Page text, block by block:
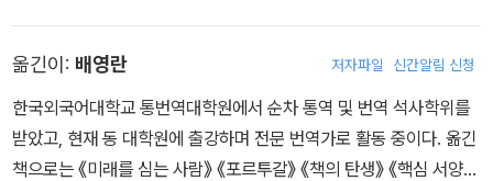
심리 코치로 활동하는 한편 직무 및 역량 예측 경영과 관련하여 인적
자원 매니저 교육도 진행한다. 프랑스 중견관리직 고용협회에서 대기
업 및 중소기업 인사 이동 관련 프로그램을 이끌고 있으며, 산업 보건
담당 부서를 상대로 교육도 진행한다. 아울러 ‘직장 내 삶의 질 개선’
옮긴이: 배영란 저자파일 신간알림 신청
한국외국어대학교 통번역대학원에서 순차 통역 및 번역 석사학위를
받았고, 현재 동 대학원에 출강하며 전문 번역가로 활동 중이다. 옮긴
책으로는 《미래를 심는 사람》 《포르투갈》 《책의 탄생》 《핵심 서양미